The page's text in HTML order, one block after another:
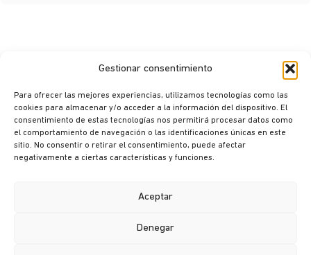
Gestionar consentimiento
Para ofrecer las mejores experiencias, utilizamos tecnologías como las
cookies para almacenar y/o acceder a la información del dispositivo. El
consentimiento de estas tecnologías nos permitirá procesar datos como
el comportamiento de navegación o las identificaciones únicas en este
sitio. No consentir o retirar el consentimiento, puede afectar
negativamente a ciertas características y funciones.
Aceptar
Denegar
© Ikusi 2026
Aviso legal
Política de cookies
Canal ético